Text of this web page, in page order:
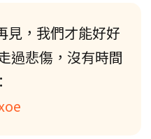
見，我們才能好好
過悲傷，沒有時間